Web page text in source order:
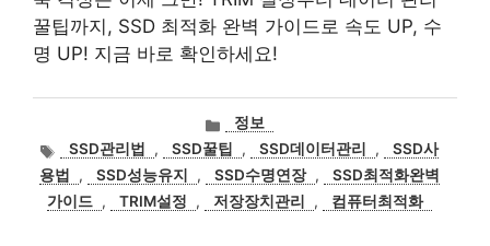
꿀팁까지, SSD 최적화 완벽 가이드로 속도 UP, 수
명 UP! 지금 바로 확인하세요!
카
테
고
리
정보
태
그
SSD관리법 , SSD꿀팁 , SSD데이터관리 ,
SSD사
용법
, SSD성능유지 , SSD수명연장 ,
SSD최적화완벽
가이드 , TRIM설정 , 저장장치관리 , 컴퓨터최적화